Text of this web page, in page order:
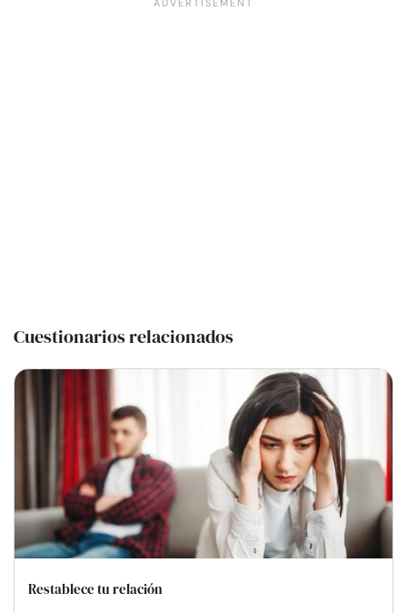
Cuestionarios relacionados
Restablece tu relación